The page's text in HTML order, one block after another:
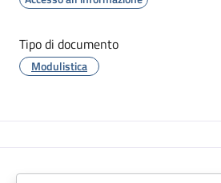
Tipo di documento
Modulistica